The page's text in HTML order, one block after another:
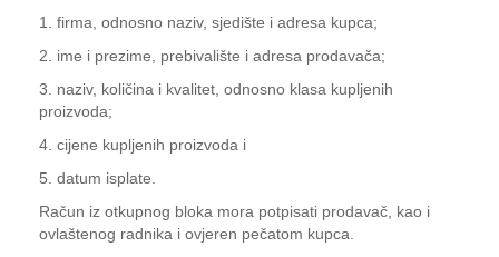
1. firma, odnosno naziv, sjedište i adresa kupca;
2. ime i prezime, prebivalište i adresa prodavača;
3. naziv, količina i kvalitet, odnosno klasa kupljenih
proizvoda;
4. cijene kupljenih proizvoda i
5. datum isplate.
Račun iz otkupnog bloka mora potpisati prodavač, kao i
ovlaštenog radnika i ovjeren pečatom kupca.